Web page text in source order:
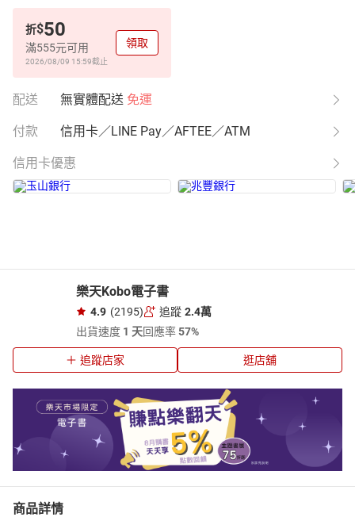
折$50
滿555元可用
2026/08/09 15:59截止
領取
配送 無實體配送 免運
付款 信用卡／LINE Pay／AFTEE／ATM
信用卡優惠
樂天Kobo電子書
4.9 (2195) 追蹤 2.4萬
出貨速度 1 天回應率57%
追蹤店家 逛店舖
商品詳情